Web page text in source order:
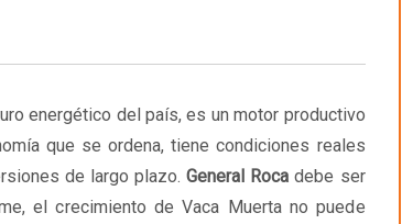
energético del país, es un motor productivo
que se ordena, tiene condiciones reales
de largo plazo.General Rocadebe ser
el crecimiento de Vaca Muerta no puede